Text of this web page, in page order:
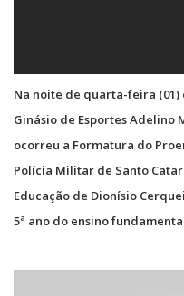
Na noite de quarta-feira
Ginásio de Esportes Adelino
ocorreu a Formatura do
Polícia Militar de Santo
Educação de Dionísio
5ª ano do ensino